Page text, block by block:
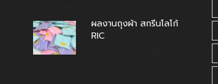
ผลงานถุงผ้า สกรีนโลโก้
RIC